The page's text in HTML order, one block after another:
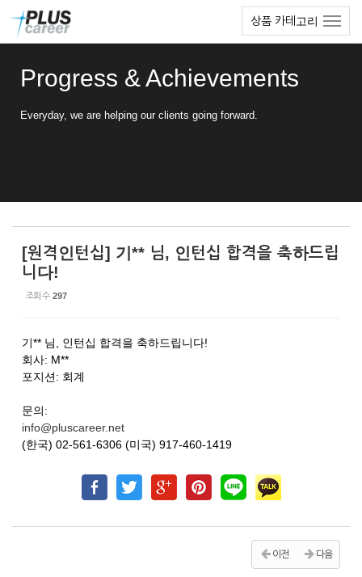
상품 카테고리
Progress & Achievements
Everyday, we are helping our clients going forward.
[원격인턴십] 기** 님, 인턴십 합격을 축하드립
니다!
조회 수 297
기** 님, 인턴십 합격을 축하드립니다!
회사: M**
포지션: 회계
문의:
info@pluscareer.net
(한국) 02-561-6306 (미국) 917-460-1419
이전 다음